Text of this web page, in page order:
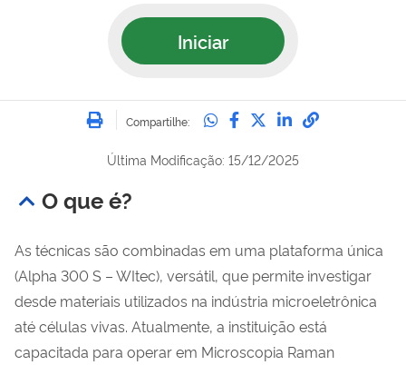
Iniciar
Imprimir
Compartilhe: Compartilhe no
Compartilhe no
Compartilhe no
Compartilhe
Última Modificação: 15/12/2025
O que é?
As técnicas são combinadas em uma plataforma única
(Alpha 300 S – WItec), versátil, que permite investigar
desde materiais utilizados na indústria microeletrônica
até células vivas. Atualmente, a instituição está
capacitada para operar em Microscopia Raman